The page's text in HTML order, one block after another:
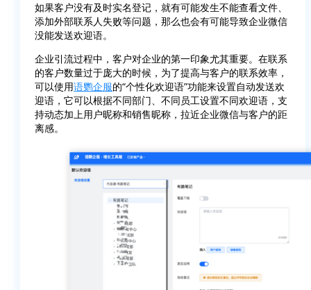
如果客户没有及时实名登记，就有可能发生不能查看文件、
添加外部联系人失败等问题，那么也会有可能导致企业微信
没能发送欢迎语。
企业引流过程中，客户对企业的第一印象尤其重要。在联系
的客户数量过于庞大的时候，为了提高与客户的联系效率，
可以使用语鹦企服的“个性化欢迎语”功能来设置自动发送欢
迎语，它可以根据不同部门、不同员工设置不同欢迎语，支
持动态加上用户昵称和销售昵称，拉近企业微信与客户的距
离感。